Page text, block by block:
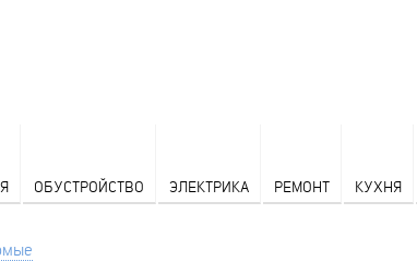
ОБУСТРОЙСТВО ЭЛЕКТРИКА РЕМОНТ КУХНЯ